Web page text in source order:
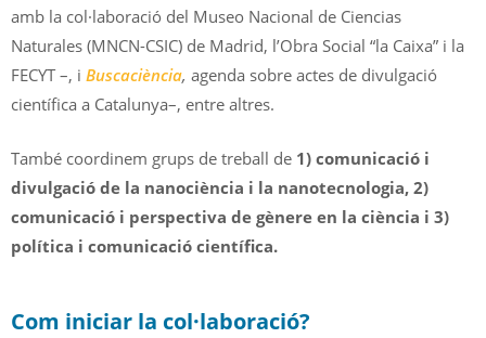
amb la col·laboració del Museo Nacional de Ciencias
Naturales (MNCN-CSIC) de Madrid, l’Obra Social “la Caixa” i la
FECYT –, i Buscaciència, agenda sobre actes de divulgació
científica a Catalunya–, entre altres.
També coordinem grups de treball de 1) comunicació i
divulgació de la nanociència i la nanotecnologia, 2)
comunicació i perspectiva de gènere en la ciència i 3)
política i comunicació científica.
Com iniciar la col·laboració?